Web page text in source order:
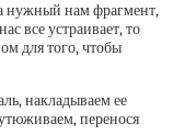
нужный нам фрагмент,
все устраивает, то
для того, чтобы
накладываем ее
перенося